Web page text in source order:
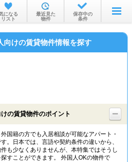
お部屋を探す
沿線・駅から
物件特集から
TOP
になる
リスト
最近見た
物件
保存中の
条件
向けの賃貸物件情報を探す
の賃貸物件のポイント
国籍の方でも入居相談が可能なアパート・
。日本では、言語や契約条件の違いから、
も少なくありませんが、本特集ではそうし
すことができます。 外国人OKの物件で